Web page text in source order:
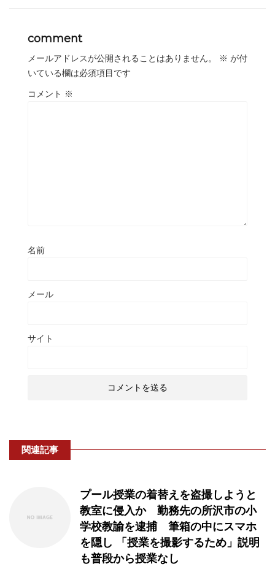
comment
メールアドレスが公開されることはありません。 ※ が付
いている欄は必須項目です
コメント ※
名前
メール
サイト
関連記事
プール授業の着替えを盗撮しようと
教室に侵入か 勤務先の所沢市の小
学校教諭を逮捕 筆箱の中にスマホ
を隠し 「授業を撮影するため」説明
も普段から授業なし